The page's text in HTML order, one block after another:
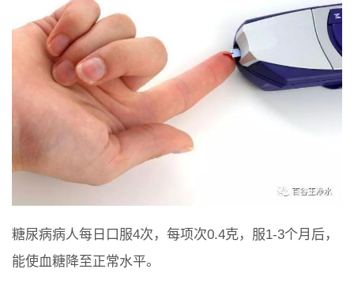
糖尿病病人每日口服4次，每项次0.4克，服1-3个月后，
能使血糖降至正常水平。